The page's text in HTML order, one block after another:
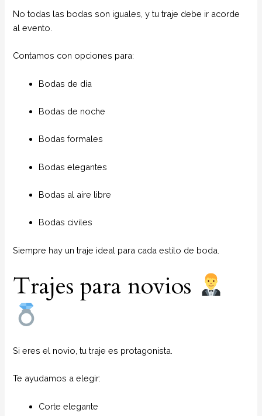
No todas las bodas son iguales, y tu traje debe ir acorde
al evento.
Contamos con opciones para:
Bodas de día
Bodas de noche
Bodas formales
Bodas elegantes
Bodas al aire libre
Bodas civiles
Siempre hay un traje ideal para cada estilo de boda.
Trajes para novios
Si eres el novio, tu traje es protagonista.
Te ayudamos a elegir:
Corte elegante